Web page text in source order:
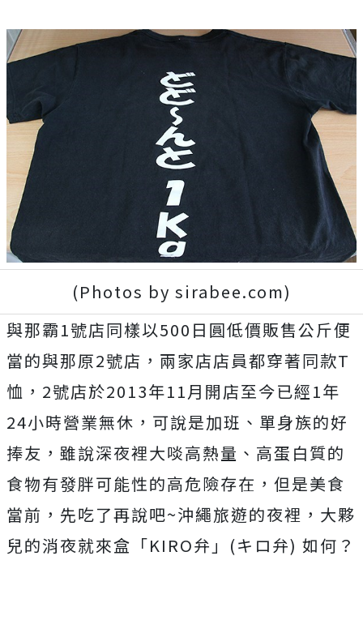
(Photos by sirabee.com)
與那霸1號店同樣以500日圓低價販售公斤便
當的與那原2號店，兩家店店員都穿著同款T
恤，2號店於2013年11月開店至今已經1年
24小時營業無休，可說是加班、單身族的好
捧友，雖說深夜裡大啖高熱量、高蛋白質的
食物有發胖可能性的高危險存在，但是美食
當前，先吃了再說吧~沖繩旅遊的夜裡，大夥
兒的消夜就來盒「KIRO弁」(キロ弁) 如何？